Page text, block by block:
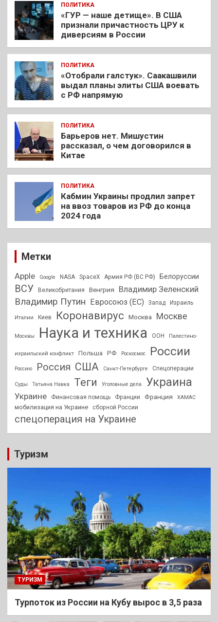
ПОЛИТИКА
«ГУР — наше детище». В США
признали причастность ЦРУ к
диверсиям в России
ПОЛИТИКА
«Отобрали галстук». Саакашвили
выдал планы элиты США воевать
с РФ напрямую
ПОЛИТИКА
Барьеров нет. Мишустин
рассказал, о чем договорился в
Китае
ПОЛИТИКА
Кабмин Украины продлил запрет
на ввоз товаров из РФ до конца
2024 года
Метки
Apple Google NASA SpaceX Армия РФ (ВС РФ) Белоруссии
ВСУ Великобритания Венгрия Владимир Зеленский
Владимир Путин Евросоюз (ЕС) Запад Израиль
Италии Киев Коронавирус Москва Москве
Москвы Наука и техника ООН Палестино-
израильский конфликт Польша РФ Роскосмос России
Россию Россия США Санкт-Петербурге Спецоперации
Суды Татьяна Навка Теги Уголовные дела Украина
Украине Финансовая помощь Франции Франция ХАМАС
мобилизация на Украине сборной России
спецоперация на Украине
Туризм
ТУРИЗМ
Турпоток из России на Кубу вырос в 3,5 раза